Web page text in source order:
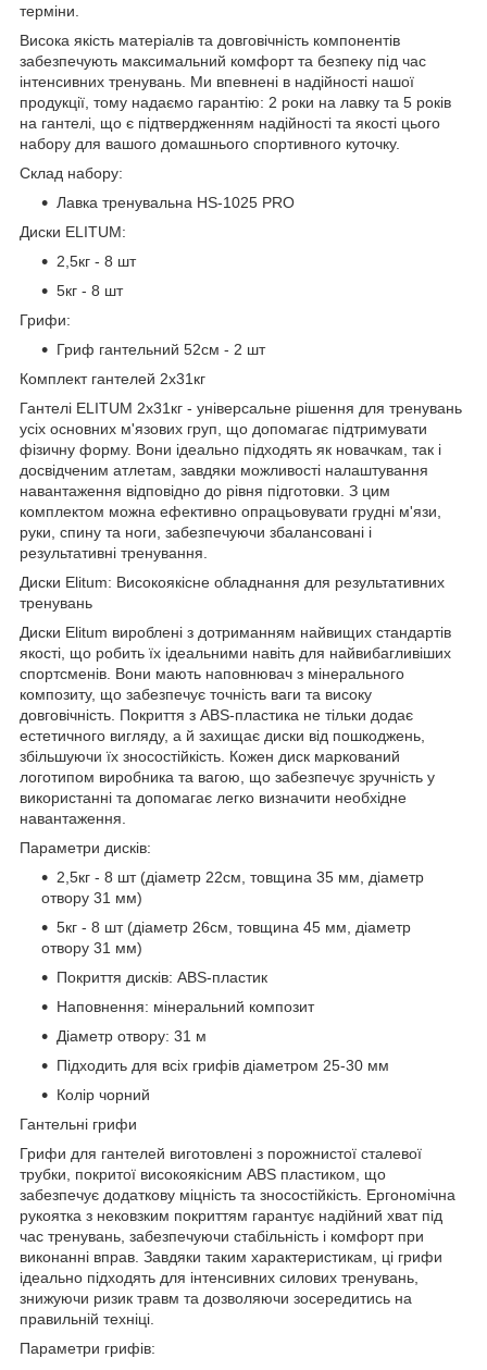
терміни.
Висока якість матеріалів та довговічність компонентів
забезпечують максимальний комфорт та безпеку під час
інтенсивних тренувань. Ми впевнені в надійності нашої
продукції, тому надаємо гарантію: 2 роки на лавку та 5 років
на гантелі, що є підтвердженням надійності та якості цього
набору для вашого домашнього спортивного куточку.
Склад набору:
Лавка тренувальна HS-1025 PRO
Диски ELITUM:
2,5кг - 8 шт
5кг - 8 шт
Грифи:
Гриф гантельний 52см - 2 шт
Комплект гантелей 2х31кг
Гантелі ELITUM 2х31кг - універсальне рішення для тренувань
усіх основних м'язових груп, що допомагає підтримувати
фізичну форму. Вони ідеально підходять як новачкам, так і
досвідченим атлетам, завдяки можливості налаштування
навантаження відповідно до рівня підготовки. З цим
комплектом можна ефективно опрацьовувати грудні м'язи,
руки, спину та ноги, забезпечуючи збалансовані і
результативні тренування.
Диски Elitum: Високоякісне обладнання для результативних
тренувань
Диски Elitum вироблені з дотриманням найвищих стандартів
якості, що робить їх ідеальними навіть для найвибагливіших
спортсменів. Вони мають наповнювач з мінерального
композиту, що забезпечує точність ваги та високу
довговічність. Покриття з ABS-пластика не тільки додає
естетичного вигляду, а й захищає диски від пошкоджень,
збільшуючи їх зносостійкість. Кожен диск маркований
логотипом виробника та вагою, що забезпечує зручність у
використанні та допомагає легко визначити необхідне
навантаження.
Параметри дисків:
2,5кг - 8 шт (діаметр 22см, товщина 35 мм, діаметр
отвору 31 мм)
5кг - 8 шт (діаметр 26см, товщина 45 мм, діаметр
отвору 31 мм)
Покриття дисків: ABS-пластик
Наповнення: мінеральний композит
Діаметр отвору: 31 м
Підходить для всіх грифів діаметром 25-30 мм
Колір чорний
Гантельні грифи
Грифи для гантелей виготовлені з порожнистої сталевої
трубки, покритої високоякісним ABS пластиком, що
забезпечує додаткову міцність та зносостійкість. Ергономічна
рукоятка з нековзким покриттям гарантує надійний хват під
час тренувань, забезпечуючи стабільність і комфорт при
виконанні вправ. Завдяки таким характеристикам, ці грифи
ідеально підходять для інтенсивних силових тренувань,
знижуючи ризик травм та дозволяючи зосередитись на
правильній техніці.
Параметри грифів: